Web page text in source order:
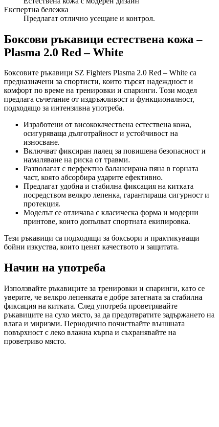
Експертна бележка
Предлагат отлично усещане и контрол.
Боксови ръкавици естествена кожа –
Plasma 2.0 Red – White
Боксовите ръкавици SZ Fighters Plasma 2.0 Red – White са
предназначени за спортисти, които търсят надеждност и
комфорт по време на тренировки и спаринги. Този модел
предлага съчетание от издръжливост и функционалност,
подходящо за интензивна употреба.
Изработени от висококачествена естествена кожа,
осигуряваща дълготрайност и устойчивост на
износване.
Включват фиксиран палец за повишена безопасност и
намаляване на риска от травми.
Разполагат с перфектно балансирана пяна в горната
част, която абсорбира ударите ефективно.
Предлагат удобна и стабилна фиксация на китката
посредством велкро лепенка, гарантираща сигурност и
протекция.
Моделът се отличава с класическа форма и модерни
принтове, които допълват спортната екипировка.
Тези ръкавици са подходящи за боксьори и практикуващи
бойни изкуства, които ценят качеството и защитата.
Начин на употреба
Използвайте ръкавиците за тренировки и спаринги, като се
уверите, че велкро лепенката е добре затегната за стабилна
фиксация на китката. След употреба проветрявайте
ръкавиците на сухо място, за да предотвратите задържането на
влага и миризми. Периодично почиствайте външната
повърхност с леко влажна кърпа и съхранявайте на
проветриво място.